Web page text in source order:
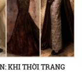
KHI THỜI TRANG